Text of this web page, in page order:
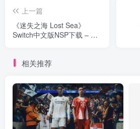
上一篇
《迷失之海 Lost Sea》
Switch中文版NSP下载 – 含
相关推荐